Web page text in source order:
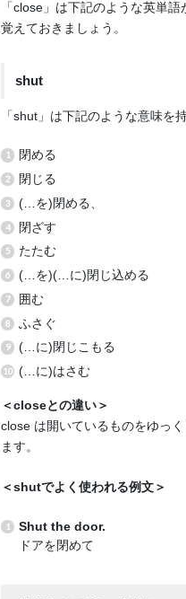
「close」は下記のような英単
覚えておきましょう。
shut
「shut」は下記のような意味を
閉める
閉じる
(…を)閉める、
閉ざす
たたむ
(…を)(…に)閉じ込める
囲む
ふさぐ
(…に)閉じこもる
(…に)はさむ
＜closeとの違い＞
close は開いているものをゆっ
ます。
＜shutでよく使われる例文＞
Shut the door.
ドアを閉めて